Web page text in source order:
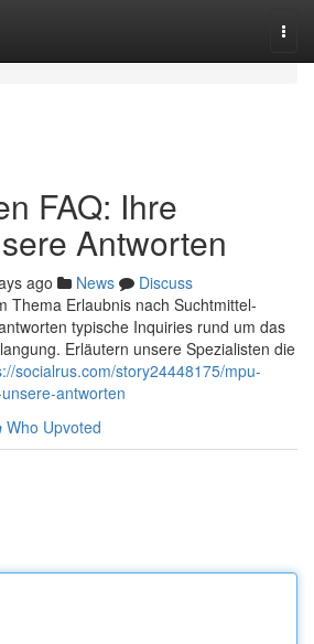
FAQ: Ihre
Antworten
ago News
Discuss
Thema Erlaubnis nach Suchtmittel-
typische Inquiries rund um das
Erläutern unsere Spezialisten die
socialrus.com/story24448175/mpu-
antworten
Who Upvoted